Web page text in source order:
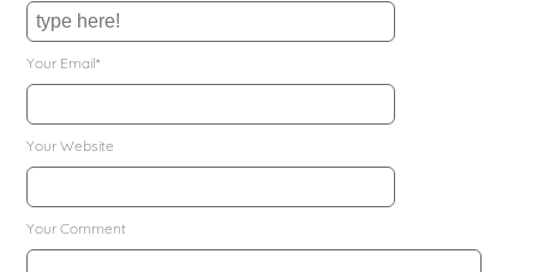
Your Email*
Your Website
Your Comment